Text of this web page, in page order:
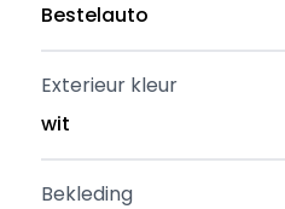
Bestelauto
Exterieur kleur
wit
Bekleding